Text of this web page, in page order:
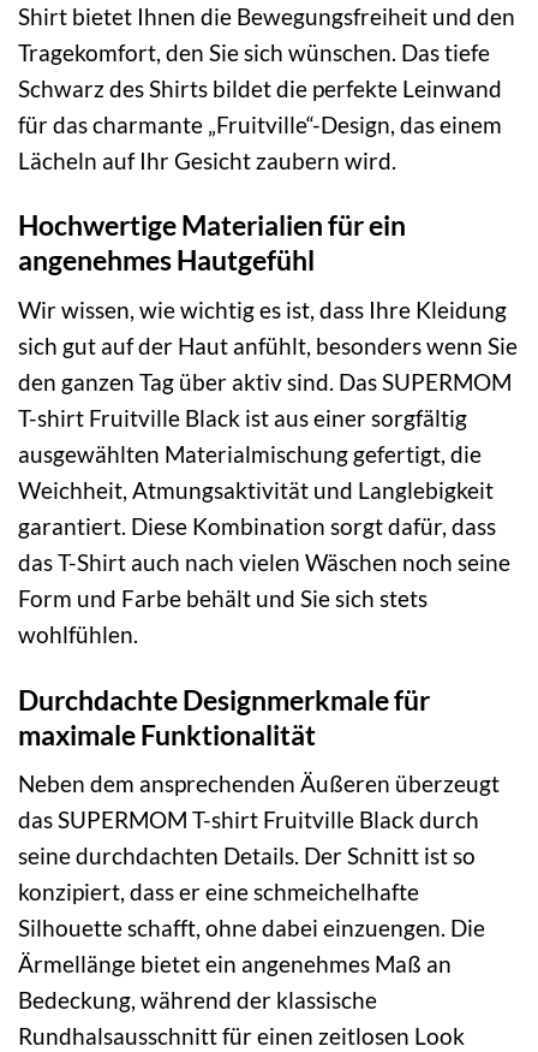
Shirt bietet Ihnen die Bewegungsfreiheit und den
Tragekomfort, den Sie sich wünschen. Das tiefe
Schwarz des Shirts bildet die perfekte Leinwand
für das charmante „Fruitville“-Design, das einem
Lächeln auf Ihr Gesicht zaubern wird.
Hochwertige Materialien für ein
angenehmes Hautgefühl
Wir wissen, wie wichtig es ist, dass Ihre Kleidung
sich gut auf der Haut anfühlt, besonders wenn Sie
den ganzen Tag über aktiv sind. Das SUPERMOM
T-shirt Fruitville Black ist aus einer sorgfältig
ausgewählten Materialmischung gefertigt, die
Weichheit, Atmungsaktivität und Langlebigkeit
garantiert. Diese Kombination sorgt dafür, dass
das T-Shirt auch nach vielen Wäschen noch seine
Form und Farbe behält und Sie sich stets
wohlfühlen.
Durchdachte Designmerkmale für
maximale Funktionalität
Neben dem ansprechenden Äußeren überzeugt
das SUPERMOM T-shirt Fruitville Black durch
seine durchdachten Details. Der Schnitt ist so
konzipiert, dass er eine schmeichelhafte
Silhouette schafft, ohne dabei einzuengen. Die
Ärmellänge bietet ein angenehmes Maß an
Bedeckung, während der klassische
Rundhalsausschnitt für einen zeitlosen Look